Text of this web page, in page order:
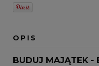
OPIS
BUDUJ MAJĄTEK -